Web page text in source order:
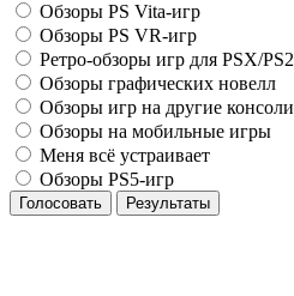
Обзоры PS Vita-игр
Обзоры PS VR-игр
Ретро-обзоры игр для PSX/PS2
Обзоры графических новелл
Обзоры игр на другие консоли
Обзоры на мобильные игры
Меня всё устраивает
Обзоры PS5-игр
Голосовать Результаты